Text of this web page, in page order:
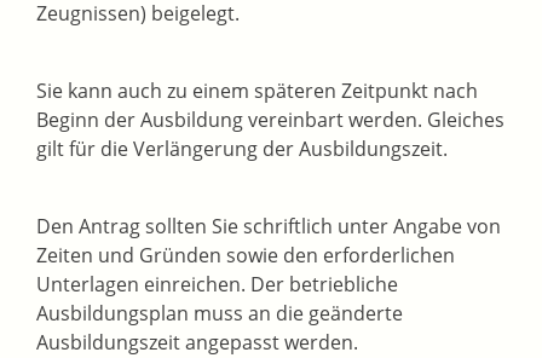
Zeugnissen) beigelegt.
Sie kann auch zu einem späteren Zeitpunkt nach
Beginn der Ausbildung vereinbart werden. Gleiches
gilt für die Verlängerung der Ausbildungszeit.
Den Antrag sollten Sie schriftlich unter Angabe von
Zeiten und Gründen sowie den erforderlichen
Unterlagen einreichen. Der betriebliche
Ausbildungsplan muss an die geänderte
Ausbildungszeit angepasst werden.